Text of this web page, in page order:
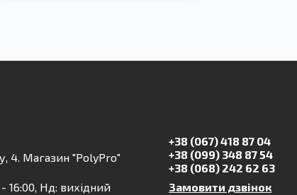
4. Магазин "PolyPro"
16:00, Нд: вихідний
+38 (067) 418 87 04
+38 (099) 348 87 54
+38 (068) 242 62 63
Замовити дзвінок